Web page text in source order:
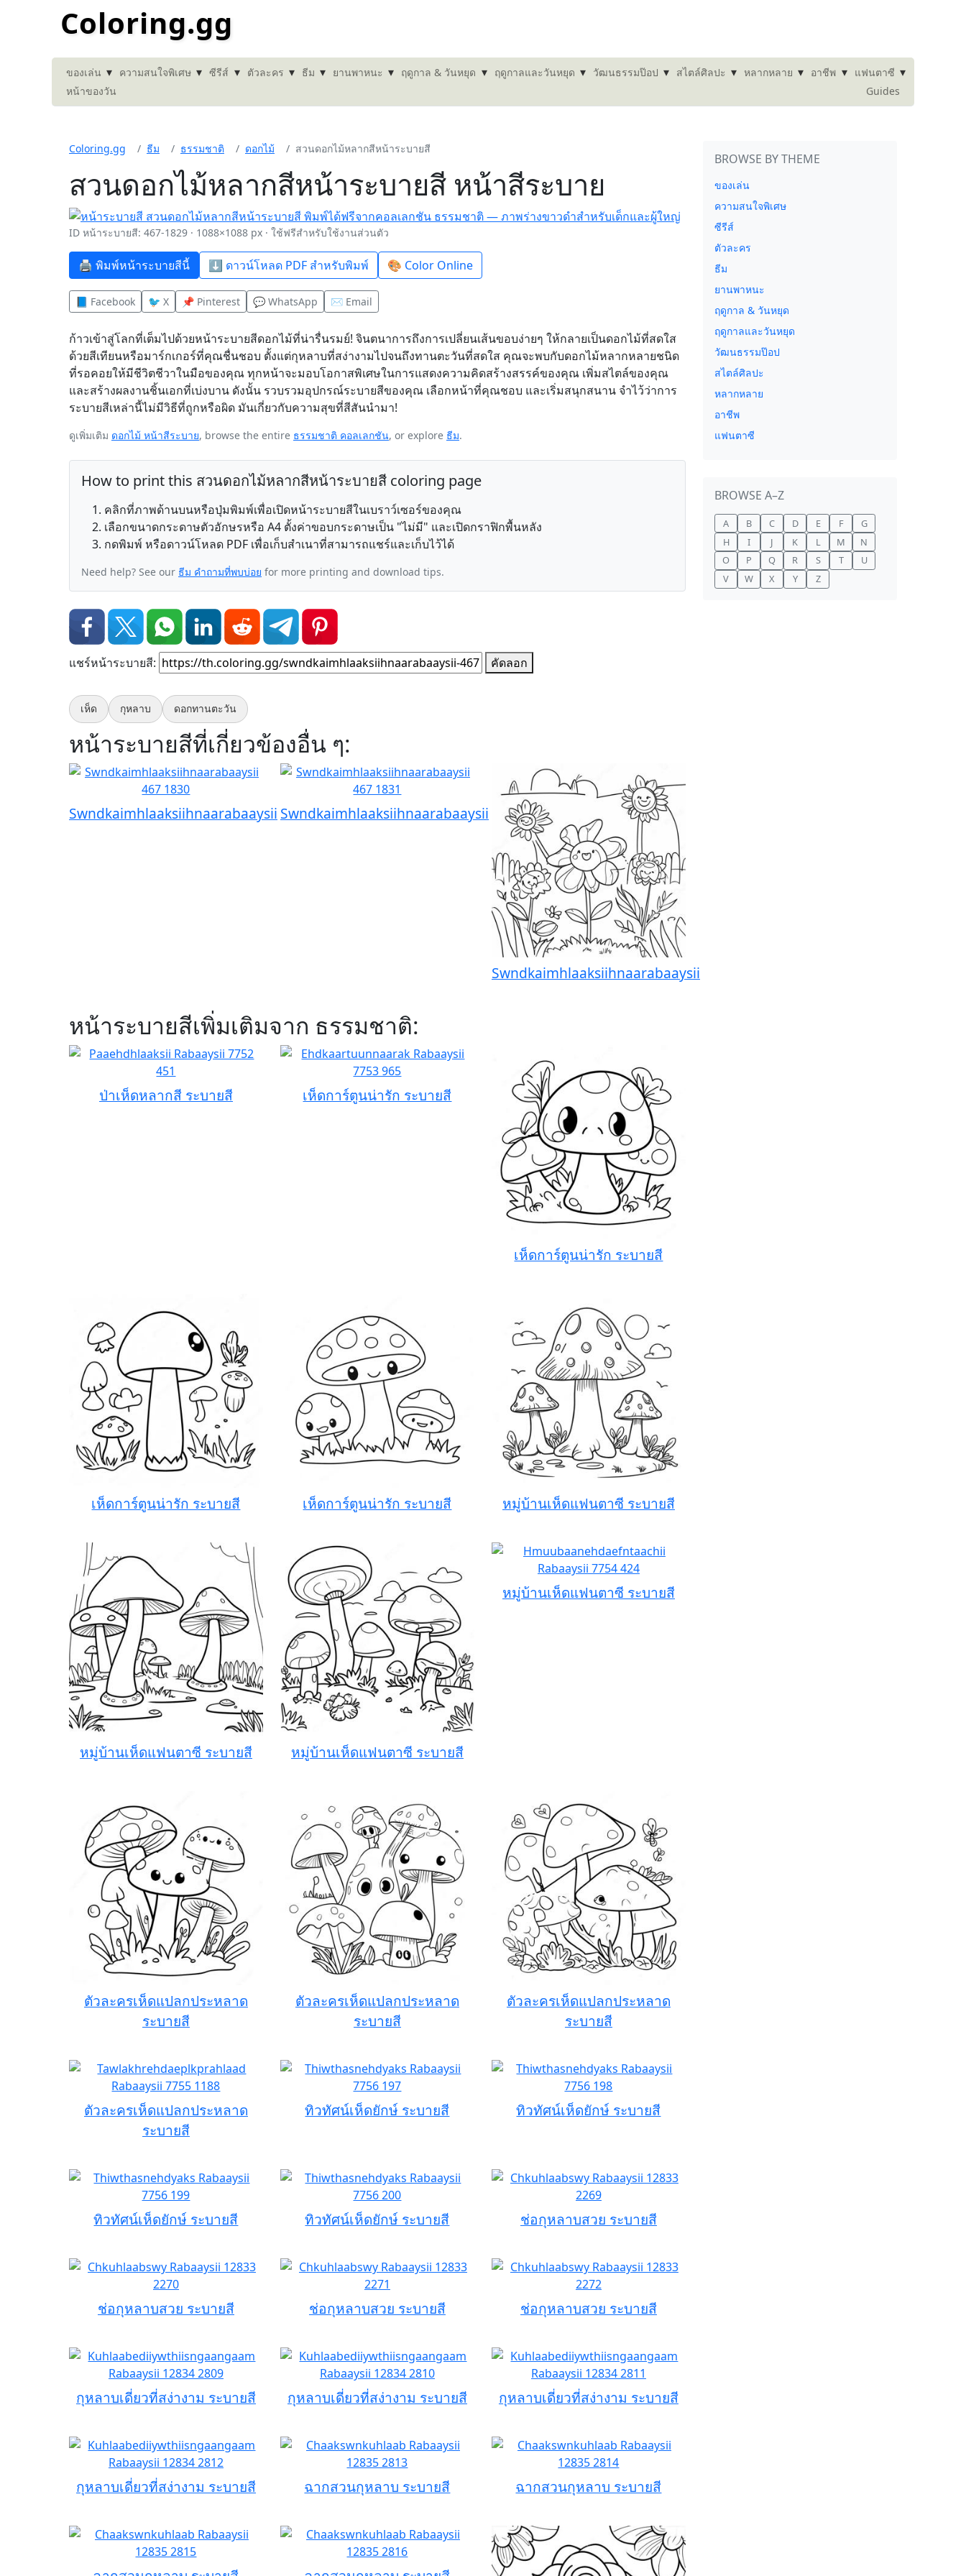
Coloring.gg
ของเล่น ▾ ความสนใจพิเศษ ▾ ซีรีส์ ▾ ตัวละคร ▾ ธีม ▾ ยานพาหนะ ▾ ฤดูกาล & วันหยุด ▾ ฤดูกาลและวันหยุด ▾ วัฒนธรรมป๊อป ▾ สไตล์ศิลปะ ▾ หลากหลาย ▾ อาชีพ ▾ แฟนตาซี ▾
หน้าของวัน Guides
Coloring.gg ธีม ธรรมชาติ ดอกไม้ สวนดอกไม้หลากสีหน้าระบายสี
สวนดอกไม้หลากสีหน้าระบายสี หน้าสีระบาย
ID หน้าระบายสี: 467-1829 · 1088×1088 px · ใช้ฟรีสำหรับใช้งานส่วนตัว
🖨️ พิมพ์หน้าระบายสีนี้ ⬇️ ดาวน์โหลด PDF สำหรับพิมพ์ 🎨 Color Online
📘 Facebook 🐦 X 📌 Pinterest 💬 WhatsApp ✉️ Email
ก้าวเข้าสู่โลกที่เต็มไปด้วยหน้าระบายสีดอกไม้ที่น่ารื่นรมย์! จินตนาการถึงการเปลี่ยนเส้นขอบง่ายๆ ให้กลายเป็นดอกไม้ที่สดใส
ด้วยสีเทียนหรือมาร์กเกอร์ที่คุณชื่นชอบ ตั้งแต่กุหลาบที่สง่างามไปจนถึงทานตะวันที่สดใส คุณจะพบกับดอกไม้หลากหลายชนิด
ที่รอคอยให้มีชีวิตชีวาในมือของคุณ ทุกหน้าจะมอบโอกาสพิเศษในการแสดงความคิดสร้างสรรค์ของคุณ เพิ่มสไตล์ของคุณ
และสร้างผลงานชิ้นเอกที่เบ่งบาน ดังนั้น รวบรวมอุปกรณ์ระบายสีของคุณ เลือกหน้าที่คุณชอบ และเริ่มสนุกสนาน จำไว้ว่าการ
ระบายสีเหล่านี้ไม่มีวิธีที่ถูกหรือผิด มันเกี่ยวกับความสุขที่สีสันนำมา!
ดูเพิ่มเติม ดอกไม้ หน้าสีระบาย, browse the entire ธรรมชาติ คอลเลกชัน, or explore ธีม.
How to print this สวนดอกไม้หลากสีหน้าระบายสี coloring page
คลิกที่ภาพด้านบนหรือปุ่มพิมพ์เพื่อเปิดหน้าระบายสีในเบราว์เซอร์ของคุณ
เลือกขนาดกระดาษตัวอักษรหรือ A4 ตั้งค่าขอบกระดาษเป็น "ไม่มี" และเปิดกราฟิกพื้นหลัง
กดพิมพ์ หรือดาวน์โหลด PDF เพื่อเก็บสำเนาที่สามารถแชร์และเก็บไว้ได้
Need help? See our ธีม คำถามที่พบบ่อย for more printing and download tips.
แชร์หน้าระบายสี: คัดลอก
เห็ด กุหลาบ ดอกทานตะวัน
หน้าระบายสีที่เกี่ยวข้องอื่น ๆ:
Swndkaimhlaaksiihnaarabaaysii Swndkaimhlaaksiihnaarabaaysii
Swndkaimhlaaksiihnaarabaaysii
หน้าระบายสีเพิ่มเติมจาก ธรรมชาติ:
ป่าเห็ดหลากสี ระบายสี เห็ดการ์ตูนน่ารัก ระบายสี
เห็ดการ์ตูนน่ารัก ระบายสี
เห็ดการ์ตูนน่ารัก ระบายสี เห็ดการ์ตูนน่ารัก ระบายสี หมู่บ้านเห็ดแฟนตาซี ระบายสี
หมู่บ้านเห็ดแฟนตาซี ระบายสี หมู่บ้านเห็ดแฟนตาซี ระบายสี
หมู่บ้านเห็ดแฟนตาซี ระบายสี
ตัวละครเห็ดแปลกประหลาด
ระบายสี
ตัวละครเห็ดแปลกประหลาด
ระบายสี
ตัวละครเห็ดแปลกประหลาด
ระบายสี
ตัวละครเห็ดแปลกประหลาด
ระบายสี
ทิวทัศน์เห็ดยักษ์ ระบายสี ทิวทัศน์เห็ดยักษ์ ระบายสี
ทิวทัศน์เห็ดยักษ์ ระบายสี ทิวทัศน์เห็ดยักษ์ ระบายสี ช่อกุหลาบสวย ระบายสี
ช่อกุหลาบสวย ระบายสี ช่อกุหลาบสวย ระบายสี ช่อกุหลาบสวย ระบายสี
กุหลาบเดี่ยวที่สง่างาม ระบายสี กุหลาบเดี่ยวที่สง่างาม ระบายสี กุหลาบเดี่ยวที่สง่างาม ระบายสี
กุหลาบเดี่ยวที่สง่างาม ระบายสี ฉากสวนกุหลาบ ระบายสี ฉากสวนกุหลาบ ระบายสี
BROWSE BY THEME
ของเล่น
ความสนใจพิเศษ
ซีรีส์
ตัวละคร
ธีม
ยานพาหนะ
ฤดูกาล & วันหยุด
ฤดูกาลและวันหยุด
วัฒนธรรมป๊อป
สไตล์ศิลปะ
หลากหลาย
อาชีพ
แฟนตาซี
BROWSE A–Z
A B C D E F
G
H
I J K L M
N
O
P Q R S T
U
V
W X Y Z